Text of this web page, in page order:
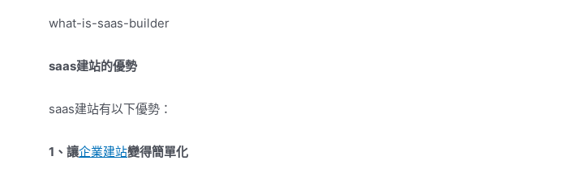
what-is-saas-builder
saas建站的優勢
saas建站有以下優勢：
1、讓企業建站變得簡單化